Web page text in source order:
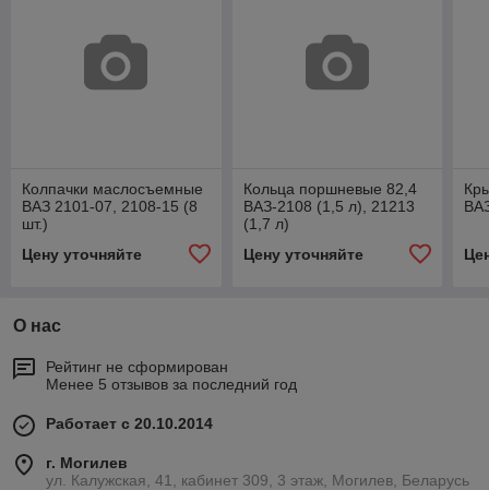
Колпачки маслосъемные
ВАЗ 2101-07, 2108-15 (8
шт.)
Цену уточняйте
Кольца поршневые 82,4
ВАЗ-2108 (1,5 л), 21213
(1,7 л)
Цену уточняйте
О нас
Рейтинг не сформирован
Менее 5 отзывов за последний год
Работает с 20.10.2014
г. Могилев
ул. Калужская, 41, кабинет 309, 3 этаж, Могилев, Беларусь